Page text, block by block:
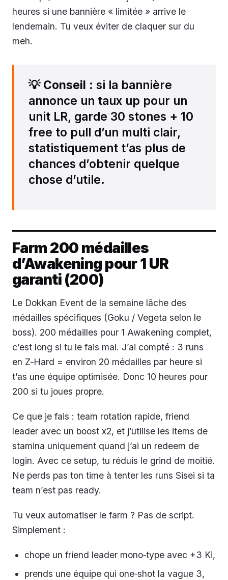
heures si une bannière « limitée » arrive le
lendemain. Tu veux éviter de claquer sur du
meh.
💡 Conseil : si la bannière
annonce un taux up pour un
unit LR, garde 30 stones + 10
free to pull d’un multi clair,
statistiquement t’as plus de
chances d’obtenir quelque
chose d’utile.
Farm 200 médailles
d’Awakening pour 1 UR
garanti (200)
Le Dokkan Event de la semaine lâche des
médailles spécifiques (Goku / Vegeta selon le
boss). 200 médailles pour 1 Awakening complet,
c’est long si tu le fais mal. J’ai compté : 3 runs
en Z‑Hard = environ 20 médailles par heure si
t’as une équipe optimisée. Donc 10 heures pour
200 si tu joues propre.
Ce que je fais : team rotation rapide, friend
leader avec un boost x2, et j’utilise les items de
stamina uniquement quand j’ai un redeem de
login. Avec ce setup, tu réduis le grind de moitié.
Ne perds pas ton time à tenter les runs Sisei si ta
team n’est pas ready.
Tu veux automatiser le farm ? Pas de script.
Simplement :
chope un friend leader mono‑type avec +3 Ki,
prends une équipe qui one‑shot la vague 3,